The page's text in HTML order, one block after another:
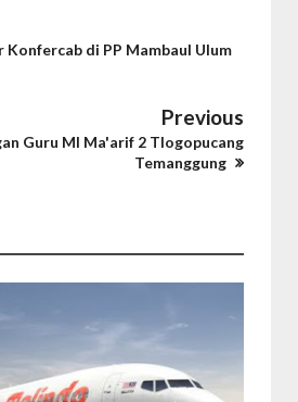
Konfercab di PP Mambaul Ulum
Previous
Guru MI Ma'arif 2 Tlogopucang
Temanggung